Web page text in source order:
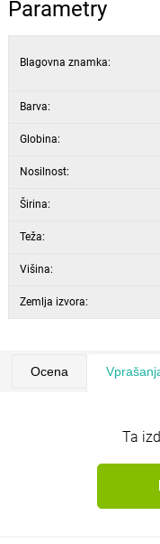
Nosilnost 2,40 kg
Parametry
Blagovna znamka:
Barva:
Globina:
Nosilnost:
Širina:
Teža:
Višina:
Zemlja izvora:
Ocena
Ta